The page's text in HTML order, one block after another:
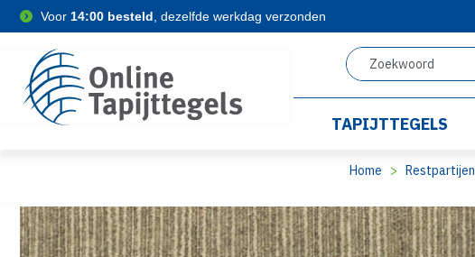
Voor 14:00 besteld , dezelfde werkdag verzonden
TAPIJTTEGELS
Home Restpartijen